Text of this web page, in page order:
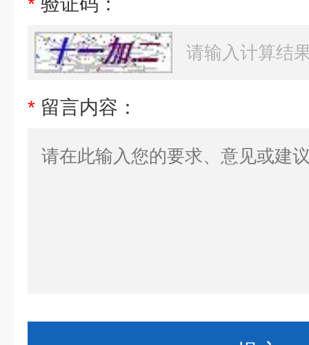
* 留言内容：